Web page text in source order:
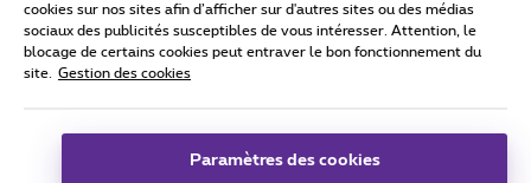
Tous droits réservés. © 2026 Proximus
Conditions générales, info consommateur
Coordonnées de l’entreprise
cookies sur nos sites afin d’afficher sur d'autres sites ou des médias
sociaux des publicités susceptibles de vous intéresser. Attention, le
blocage de certains cookies peut entraver le bon fonctionnement du
site.
Gestion des cookies
Paramètres des cookies